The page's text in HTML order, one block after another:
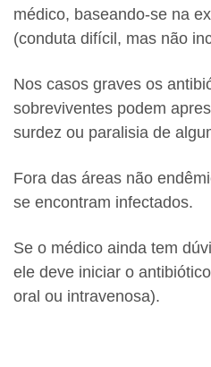
médico, baseando-se na
(conduta difícil, mas não
Nos casos graves os
sobreviventes podem
surdez ou paralisia de
Fora das áreas não
se encontram infectados.
Se o médico ainda tem
ele deve iniciar o
oral ou intravenosa).